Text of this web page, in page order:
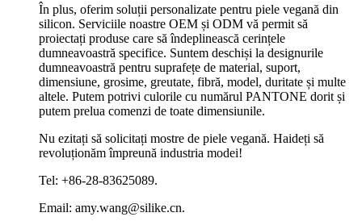
În plus, oferim soluții personalizate pentru piele vegană din
silicon. Serviciile noastre OEM și ODM vă permit să
proiectați produse care să îndeplinească cerințele
dumneavoastră specifice. Suntem deschiși la designurile
dumneavoastră pentru suprafețe de material, suport,
dimensiune, grosime, greutate, fibră, model, duritate și multe
altele. Putem potrivi culorile cu numărul PANTONE dorit și
putem prelua comenzi de toate dimensiunile.
Nu ezitați să solicitați mostre de piele vegană. Haideți să
revoluționăm împreună industria modei!
Tel: +86-28-83625089.
Email: amy.wang@silike.cn.